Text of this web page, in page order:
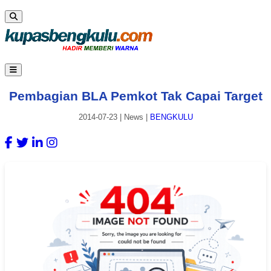
Pembagian BLA Pemkot Tak Capai Target
2014-07-23| News BENGKULU